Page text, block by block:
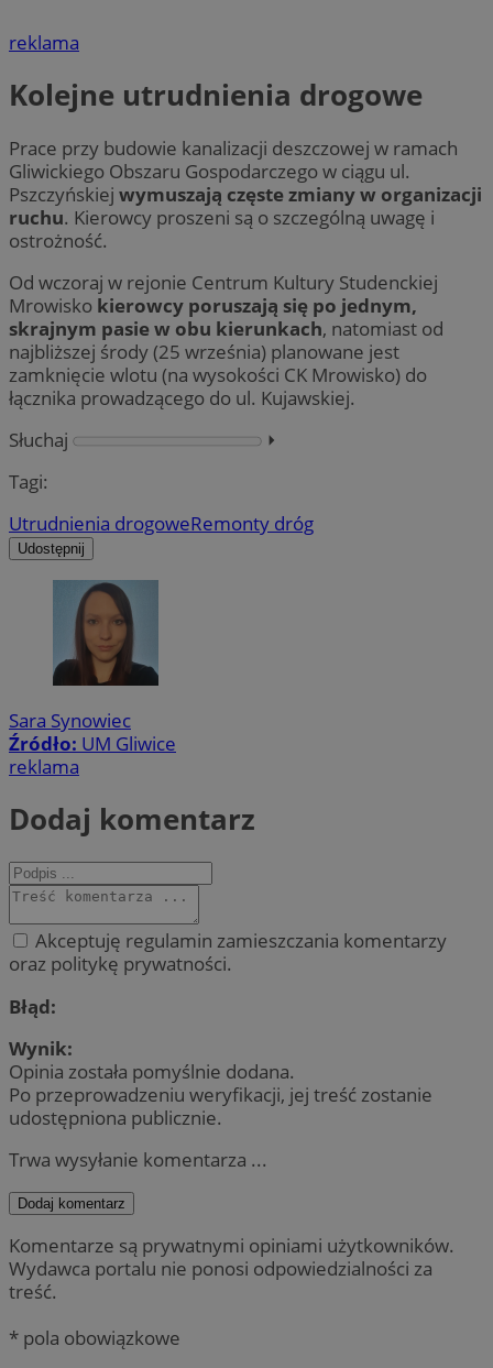
reklama
Kolejne utrudnienia drogowe
Prace przy budowie kanalizacji deszczowej w ramach
Gliwickiego Obszaru Gospodarczego w ciągu ul.
Pszczyńskiej wymuszają częste zmiany w organizacji
ruchu. Kierowcy proszeni są o szczególną uwagę i
ostrożność.
Od wczoraj w rejonie Centrum Kultury Studenckiej
Mrowisko kierowcy poruszają się po jednym,
skrajnym pasie w obu kierunkach, natomiast od
najbliższej środy (25 września) planowane jest
zamknięcie wlotu (na wysokości CK Mrowisko) do
łącznika prowadzącego do ul. Kujawskiej.
Słuchaj
⏵︎
Tagi:
Utrudnienia drogoweRemonty dróg
Udostępnij
Sara Synowiec
Źródło: UM Gliwice
reklama
Dodaj komentarz
Akceptuję regulamin zamieszczania komentarzy
oraz politykę prywatności.
Błąd:
Wynik:
Opinia została pomyślnie dodana.
Po przeprowadzeniu weryfikacji, jej treść zostanie
udostępniona publicznie.
Trwa wysyłanie komentarza ...
Dodaj komentarz
Komentarze są prywatnymi opiniami użytkowników.
Wydawca portalu nie ponosi odpowiedzialności za
treść.
* pola obowiązkowe